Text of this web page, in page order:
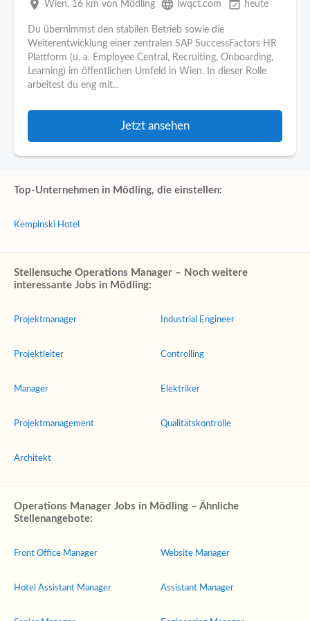
place Wien, 16 km von Mödling language lwqct.com event_available heute
Du übernimmst den stabilen Betrieb sowie die
Weiterentwicklung einer zentralen SAP SuccessFactors HR
Plattform (u. a. Employee Central, Recruiting, Onboarding,
Learning) im öffentlichen Umfeld in Wien. In dieser Rolle
arbeitest du eng mit...
Jetzt ansehen
Top-Unternehmen in Mödling, die einstellen:
Kempinski Hotel
Stellensuche Operations Manager – Noch weitere
interessante Jobs in Mödling:
Projektmanager
Projektleiter
Manager
Projektmanagement
Architekt
Industrial Engineer
Controlling
Elektriker
Qualitätskontrolle
Operations Manager Jobs in Mödling – Ähnliche
Stellenangebote:
Front Office Manager
Hotel Assistant Manager
Website Manager
Assistant Manager